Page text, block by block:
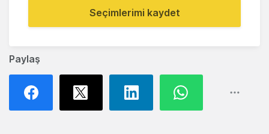
Paylaş
Seçimlerimi kaydet